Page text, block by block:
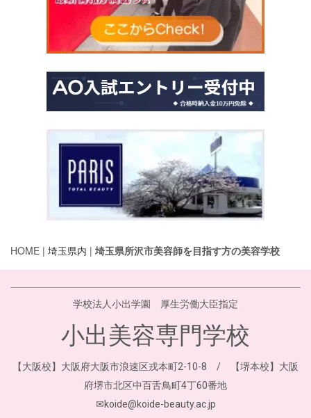
HOME | 埼玉県内 | 埼玉県所沢市美容師を目指す方の美容学校
学校法人小出学園 厚生労働大臣指定
小出美容専門学校
【大阪校】大阪府大阪市浪速区戎本町2-10-8 / 【堺本校】大阪
府堺市北区中百舌鳥町4丁60番地
✉koide@koide-beauty.ac.jp